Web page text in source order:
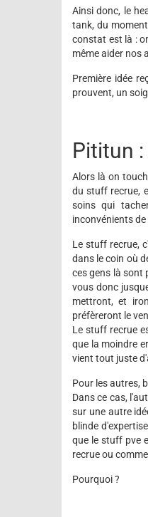
Ainsi donc, le
tank, du
constat est là :
même aider nos
Première idée
prouvent, un
Pititun
Alors là on
du stuff recrue,
soins qui
inconvénients
Le stuff recrue,
dans le coin où
ces gens là sont
vous donc
mettront, et
préfèreront le
Le stuff recrue
que la moindre
vient tout juste
Pour les autres,
Dans ce cas,
sur une autre
blinde
que le stuff pve
recrue ou
Pourquoi ?